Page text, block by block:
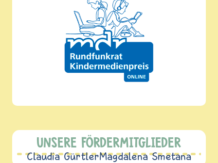
UNSERE FÖRDERMITGLIEDER
Claudia GürtlerMagdalena Smetana